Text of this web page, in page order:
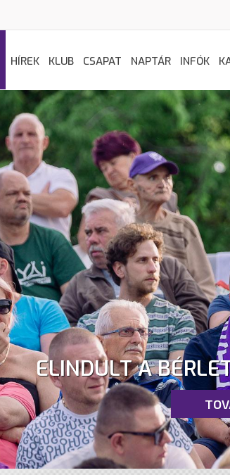
HÍREK KLUB CSAPAT NAPTÁR INFÓK
ELINDULT A